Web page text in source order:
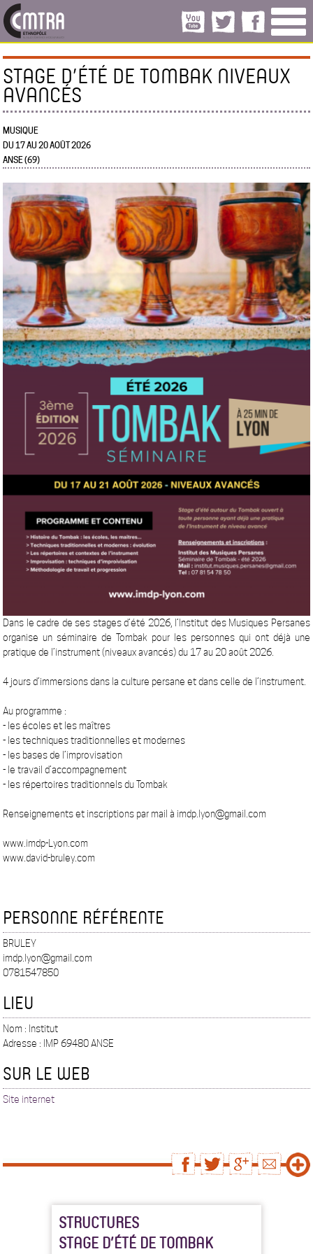
STAGE D’ÉTÉ DE TOMBAK NIVEAUX
AVANCÉS
MUSIQUE
DU 17 AU 20 AOÛT 2026
ANSE (69)
Dans le cadre de ses stages d’été 2026, l’Institut des Musiques Persanes
organise un séminaire de Tombak pour les personnes qui ont déjà une
pratique de l’instrument (niveaux avancés) du 17 au 20 août 2026.
4 jours d’immersions dans la culture persane et dans celle de l’instrument.
Au programme :
- les écoles et les maîtres
- les techniques traditionnelles et modernes
- les bases de l’improvisation
- le travail d’accompagnement
- les répertoires traditionnels du Tombak
Renseignements et inscriptions par mail à imdp.lyon@gmail.com
www.imdp-Lyon.com
www.david-bruley.com
PERSONNE RÉFÉRENTE
BRULEY
imdp.lyon@gmail.com
0781547850
LIEU
Nom : Institut
Adresse : IMP 69480 ANSE
SUR LE WEB
Site internet
STRUCTURES
STAGE D’ÉTÉ DE TOMBAK